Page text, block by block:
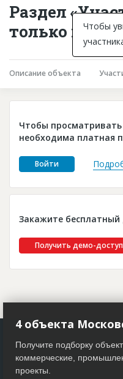
Горячие объекты
База строящихся
Инвестпроекты
Глоссарий
Платные услуги
Пресс-релизы
Раздел
только
Описание объекта
Чтобы
необходима платная
Войти
Закажите
Получить демо-доступ
Чтобы
4 объекта
Получите подборку
коммерческие,
проекты.